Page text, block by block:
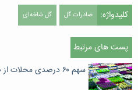
کلیدواژه: صادرات گل گل شاخه‌ای
پست های مرتبط
سهم ۶۰ درصدی محلات از صادرات گل و گیاه کشور